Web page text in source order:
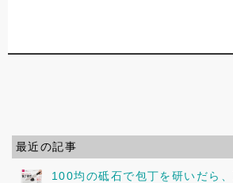
最近の記事
100均の砥石で包丁を研いだら